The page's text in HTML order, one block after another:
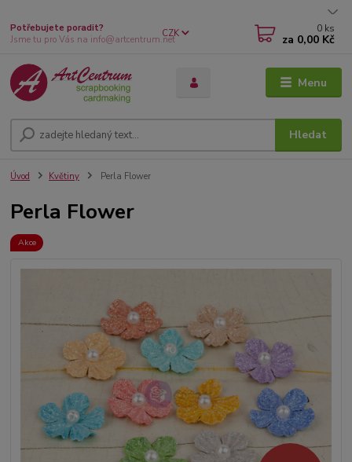
Menu
CZK
Hledat
Potřebujete poradit?
Jsme tu pro Vás na info@artcentrum.net
0 ks
za 0,00 Kč
Úvod Květiny Perla Flower
Perla Flower
Akce